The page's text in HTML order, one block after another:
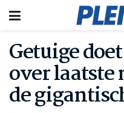
Getuige
over
de